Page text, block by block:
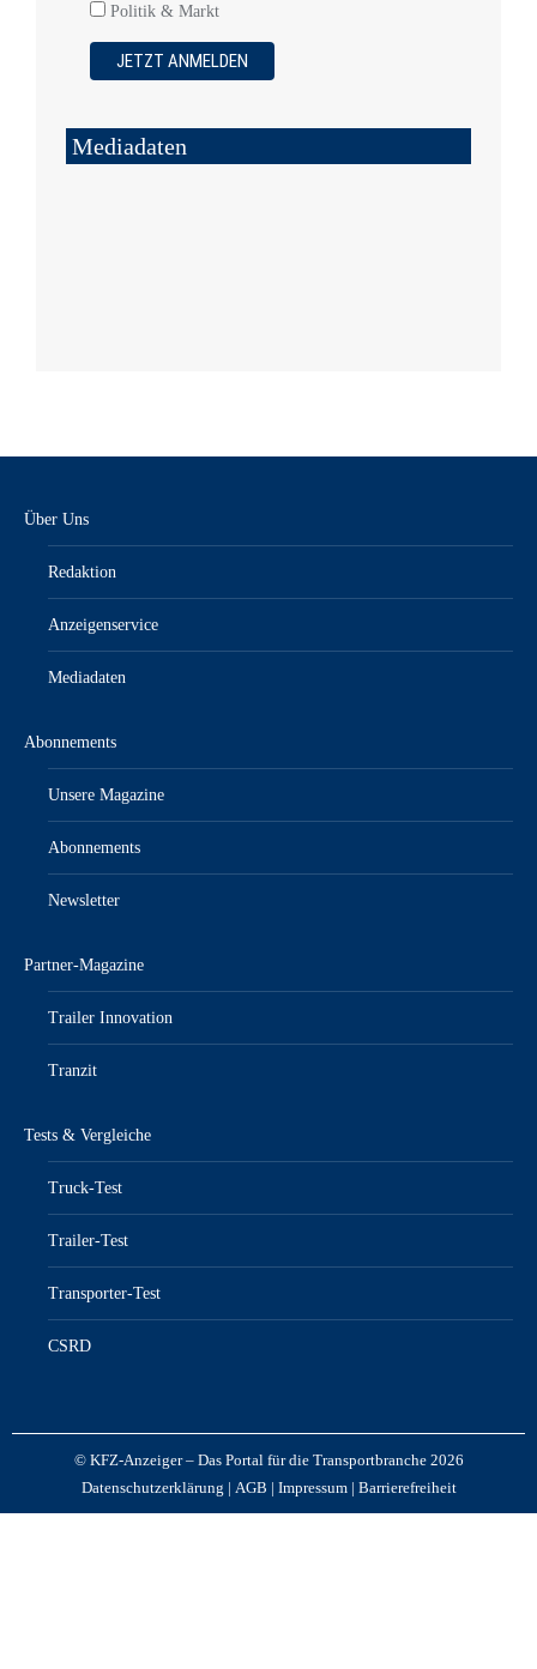
Politik & Markt
Mediadaten
Über Uns
Redaktion
Anzeigenservice
Mediadaten
Abonnements
Unsere Magazine
Abonnements
Newsletter
Partner-Magazine
Trailer Innovation
Tranzit
Tests & Vergleiche
Truck-Test
Trailer-Test
Transporter-Test
CSRD
© KFZ-Anzeiger – Das Portal für die Transportbranche 2026
Datenschutzerklärung | AGB | Impressum| Barrierefreiheit